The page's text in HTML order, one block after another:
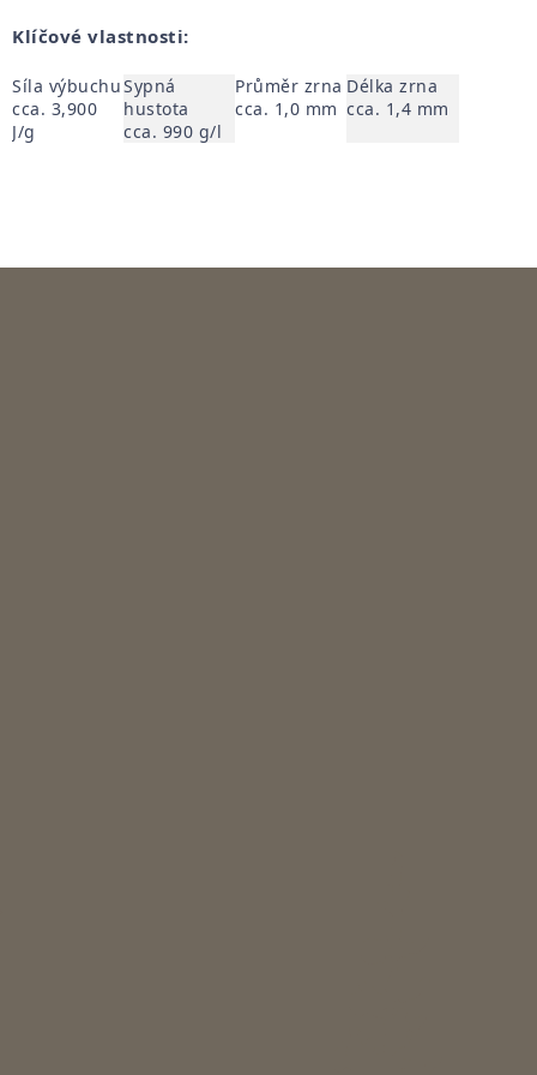
Klíčové vlastnosti:
Síla výbuchu
cca. 3,900
J/g
Sypná
hustota
cca. 990 g/l
Průměr zrna
cca. 1,0 mm
Délka zrna
cca. 1,4 mm